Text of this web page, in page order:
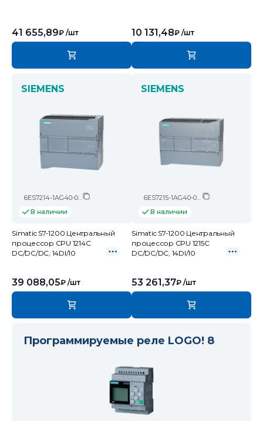
41 655,89₽ /шт 10 131,48₽ /шт
SIEMENS
6ES7214-1AG40-0XB0
В наличии
Simatic S7-1200 Центральный
процессор CPU 1214C
DC/DC/DC, 14DI/10
39 088,05₽ /шт
SIEMENS
6ES7215-1AG40-0XB0
В наличии
Simatic S7-1200 Центральный
процессор CPU 1215C
DC/DC/DC, 14DI/10
53 261,37₽ /шт
Программируемые реле LOGO! 8